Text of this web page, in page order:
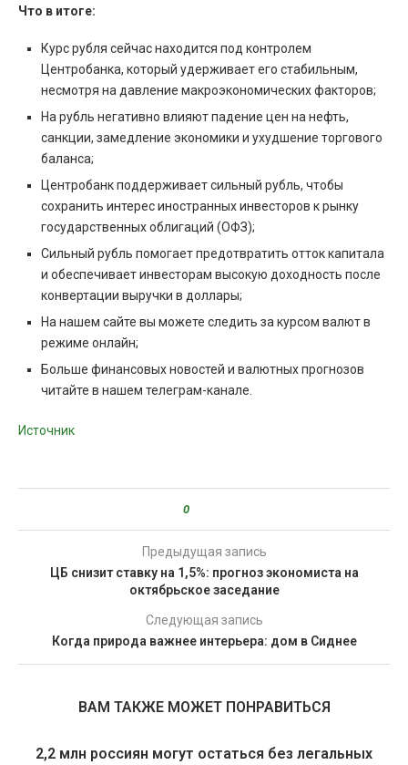
Что в итоге:
Курс рубля сейчас находится под контролем
Центробанка, который удерживает его стабильным,
несмотря на давление макроэкономических факторов;
На рубль негативно влияют падение цен на нефть,
санкции, замедление экономики и ухудшение торгового
баланса;
Центробанк поддерживает сильный рубль, чтобы
сохранить интерес иностранных инвесторов к рынку
государственных облигаций (ОФЗ);
Сильный рубль помогает предотвратить отток капитала
и обеспечивает инвесторам высокую доходность после
конвертации выручки в доллары;
На нашем сайте вы можете следить за курсом валют в
режиме онлайн;
Больше финансовых новостей и валютных прогнозов
читайте в нашем телеграм-канале.
Источник
0
Предыдущая запись
ЦБ снизит ставку на 1,5%: прогноз экономиста на
октябрьское заседание
Следующая запись
Когда природа важнее интерьера: дом в Сиднее
ВАМ ТАКЖЕ МОЖЕТ ПОНРАВИТЬСЯ
2,2 млн россиян могут остаться без легальных